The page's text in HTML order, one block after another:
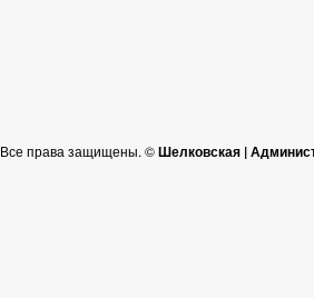
Все права защищены. ©Шелковская |